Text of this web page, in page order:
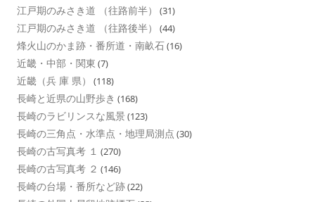
江戸期のみさき道 （往路前半） (31)
江戸期のみさき道 （往路後半） (44)
烽火山のかま跡・番所道・南畝石(16)
近畿・中部・関東 (7)
近畿（兵 庫 県） (118)
長崎と近県の山野歩き (168)
長崎のラビリンスな風景 (123)
長崎の三角点・水準点・地理局測点 (30)
長崎の古写真考 １ (270)
長崎の古写真考 ２ (146)
長崎の台場・番所など跡(22)